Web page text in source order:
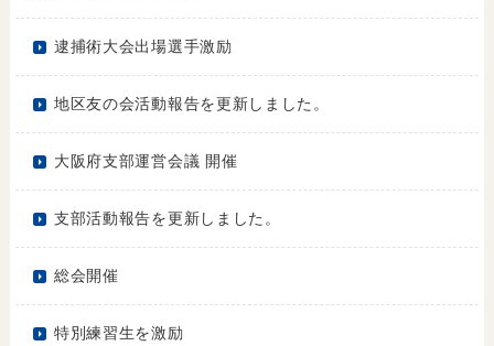
逮捕術大会出場選手激励
地区友の会活動報告を更新しました。
大阪府支部運営会議 開催
支部活動報告を更新しました。
総会開催
特別練習生を激励